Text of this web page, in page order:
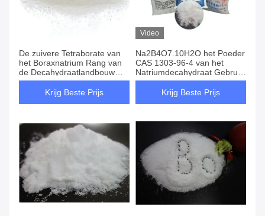
De zuivere Tetraborate van
het Boraxnatrium Rang van
de Decahydraatlandbouw
voor het Doden van
MierenvloKrijg Beste Prijs
Video
Na2B4O7.10H2O het Poeder
CAS 1303-96-4 van het
Natriumdecahydraat Gebruikt
voor Glas
Krijg Beste Prijs